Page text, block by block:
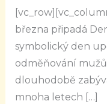
března připadá
symbolický den
odměňování
dlouhodobě
mnoha letech […]
málo
naštvané
na
svou
mzdu,
říká